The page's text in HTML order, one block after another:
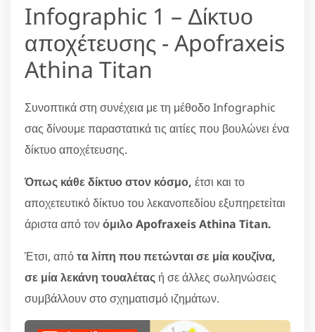
Infographic 1 – Δίκτυο
αποχέτευσης - Apofraxeis
Athina Titan
Συνοπτικά στη συνέχεια με τη μέθοδο Infographic
σας δίνουμε παραστατικά τις αιτίες που βουλώνει ένα
δίκτυο αποχέτευσης.
Όπως κάθε δίκτυο στον κόσμο, έτσι και το
αποχετευτικό δίκτυο του λεκανοπεδίου εξυπηρετείται
άριστα από τονόμιλο Apofraxeis Athina Titan.
Έτσι, απότα λίπη που πετώνται σε μία κουζίνα,
σε μία λεκάνη τουαλέτας ή σε άλλες σωληνώσεις
συμβάλλουν στο σχηματισμό ιζημάτων.